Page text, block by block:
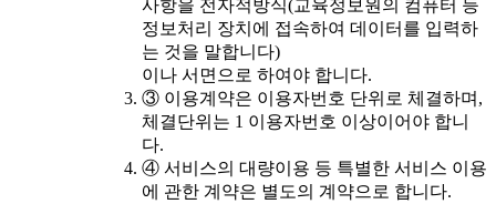
사항을 전자적방식(교육정보원의 컴퓨터 등
정보처리 장치에 접속하여 데이터를 입력하
는 것을 말합니다)
이나 서면으로 하여야 합니다.
③ 이용계약은 이용자번호 단위로 체결하며,
체결단위는 1 이용자번호 이상이어야 합니
다.
④ 서비스의 대량이용 등 특별한 서비스 이용
에 관한 계약은 별도의 계약으로 합니다.